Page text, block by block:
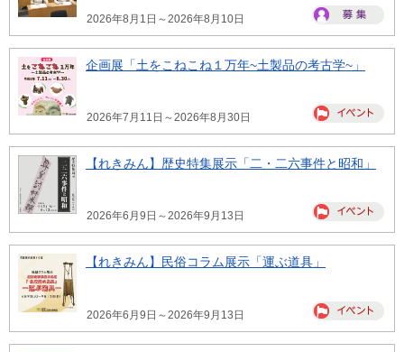
2026年8月1日～2026年8月10日
企画展「土をこねこね１万年~土製品の考古学~」
2026年7月11日～2026年8月30日
【れきみん】歴史特集展示「二・二六事件と昭和」
2026年6月9日～2026年9月13日
【れきみん】民俗コラム展示「運ぶ道具」
2026年6月9日～2026年9月13日